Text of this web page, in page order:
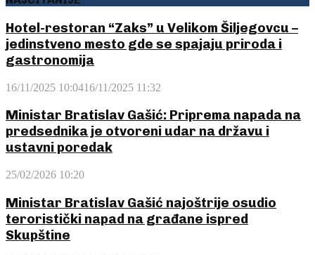
Hotel-restoran “Zaks” u Velikom Šiljegovcu –
jedinstveno mesto gde se spajaju priroda i
gastronomija
16/11/2025 10:0416/11/2025 11:32
Ministar Bratislav Gašić: Priprema napada na
predsednika je otvoreni udar na državu i
ustavni poredak
25/02/2026 10:20
Ministar Bratislav Gašić najoštrije osudio
teroristički napad na građane ispred
Skupštine